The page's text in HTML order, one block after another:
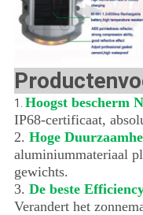
1. Hoogst bescherm
IP68-certificaat,
2. Hoge
aluminiummateriaal
gewichts.
3. De beste
Verandert het